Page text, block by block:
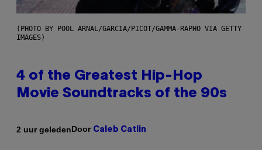
(PHOTO BY POOL ARNAL/GARCIA/PICOT/GAMMA-RAPHO VIA GETTY
IMAGES)
4 of the Greatest Hip-Hop
Movie Soundtracks of the 90s
2 uur geledenDoor Caleb Catlin